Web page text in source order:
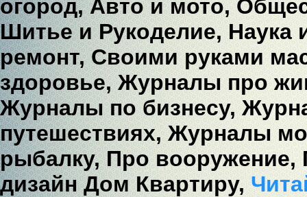
огород, Авто и мото,
Шитье и Рукоделие, Наука
ремонт, Своими руками
здоровье, Журналы про
Журналы по бизнесу,
путешествиях, Журналы
рыбалку, Про вооружение,
дизайн Дом Квартиру,